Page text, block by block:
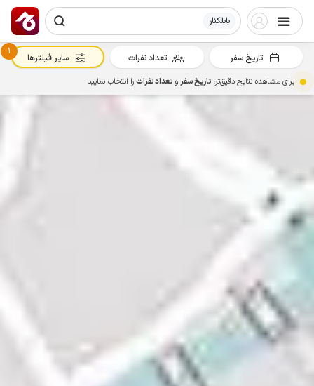
بابلکنار
تاریخ سفر تعداد نفرات
1
سایر فیلترها
برای مشاهده نتایج دقیق‌تر، تاریخ سفرو تعداد نفراترا انتخاب نمایید